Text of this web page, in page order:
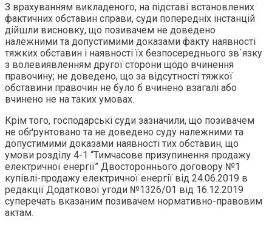
З врахуванням викладеного, на підставі встановлених
фактичних обставин справи, суди попередніх інстанцій
дійшли висновку, що позивачем не доведено
належними та допустимими доказами факту наявності
тяжких обставин і наявності їх безпосереднього зв`язку
з волевиявленням другої сторони щодо вчинення
правочину; не доведено, що за відсутності тяжкої
обставини правочин не було б вчинено взагалі або
вчинено не на таких умовах.
Крім того, господарські суди зазначили, що позивачем
не обґрунтовано та не доведено суду належними та
допустимими доказами наявності тих обставин, що
умови розділу 4-1 “Тимчасове призупинення продажу
електричної енергії” Двостороннього договору №1
купівлі-продажу електричної енергії від 24.06.2019 в
редакції Додаткової угоди №1326/01 від 16.12.2019
суперечать вказаним позивачем нормативно-правовим
актам.